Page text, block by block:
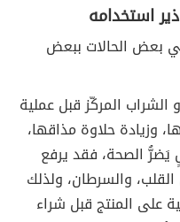
استخدامه
بعض الحالات ببعض
المركّز قبل عملية
وزيادة حلاوة مذاقها،
الصحة، فقد يرفع
والسرطان، ولذلك
على المنتج قبل شراء